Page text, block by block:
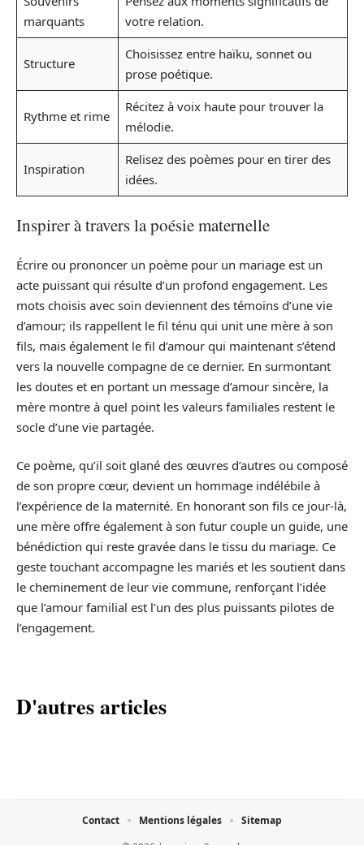
marquants
votre relation.
Structure
Choisissez entre haïku, sonnet ou
prose poétique.
Rythme et rime
Récitez à voix haute pour trouver la
mélodie.
Inspiration
Relisez des poèmes pour en tirer des
idées.
Inspirer à travers la poésie maternelle
Écrire ou prononcer un poème pour un mariage est un
acte puissant qui résulte d’un profond engagement. Les
mots choisis avec soin deviennent des témoins d’une vie
d’amour; ils rappellent le fil ténu qui unit une mère à son
fils, mais également le fil d’amour qui maintenant s’étend
vers la nouvelle compagne de ce dernier. En surmontant
les doutes et en portant un message d’amour sincère, la
mère montre à quel point les valeurs familiales restent le
socle d’une vie partagée.
Ce poème, qu’il soit glané des œuvres d’autres ou composé
de son propre cœur, devient un hommage indélébile à
l’expérience de la maternité. En honorant son fils ce jour-là,
une mère offre également à son futur couple un guide, une
bénédiction qui reste gravée dans le tissu du mariage. Ce
geste touchant accompagne les mariés et les soutient dans
le cheminement de leur vie commune, renforçant l’idée
que l’amour familial est l’un des plus puissants pilotes de
l’engagement.
D'autres articles
Contact Mentions légales Sitemap